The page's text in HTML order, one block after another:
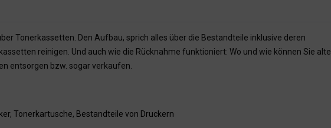
Tonerkassetten. Den Aufbau, sprich alles über die Bestandteile inklusive deren
reinigen. Und auch wie die Rücknahme funktioniert: Wo und wie können Sie alte
entsorgen bzw. sogar verkaufen.
,Tonerkartusche, Bestandteile von Druckern